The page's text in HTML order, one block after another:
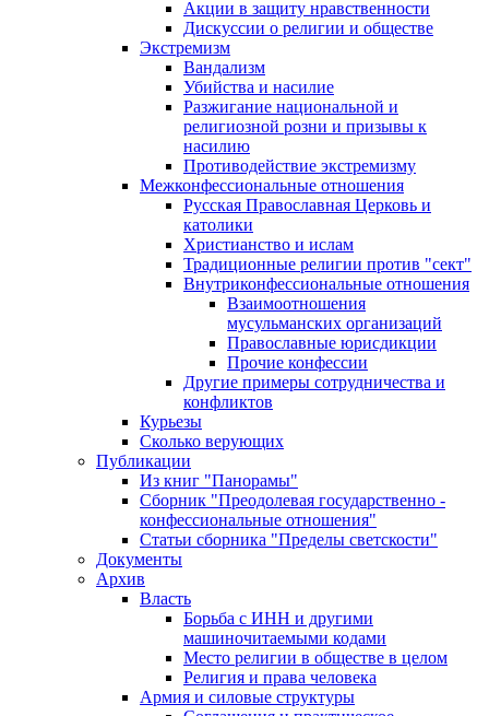
Акции в защиту нравственности
Дискуссии о религии и обществе
Экстремизм
Вандализм
Убийства и насилие
Разжигание национальной и
религиозной розни и призывы к
насилию
Противодействие экстремизму
Межконфессиональные отношения
Русская Православная Церковь и
католики
Христианство и ислам
Традиционные религии против "сект"
Внутриконфессиональные отношения
Взаимоотношения
мусульманских организаций
Православные юрисдикции
Прочие конфессии
Другие примеры сотрудничества и
конфликтов
Курьезы
Сколько верующих
Публикации
Из книг "Панорамы"
Сборник "Преодолевая государственно -
конфессиональные отношения"
Статьи сборника "Пределы светскости"
Документы
Архив
Власть
Борьба с ИНН и другими
машиночитаемыми кодами
Место религии в обществе в целом
Религия и права человека
Армия и силовые структуры